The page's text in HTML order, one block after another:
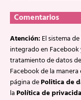
Comentarios
Atención:El sistema
integrado en Facebook
tratamiento de datos
Facebook de la
página dePolitica de
laPolítica de